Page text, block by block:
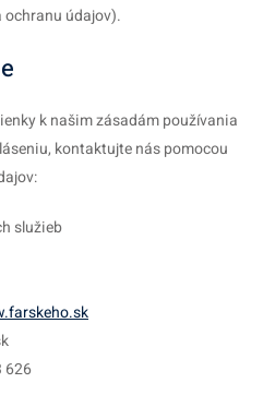
údajov).
k našim zásadám používania
kontaktujte nás pomocou
služieb
626